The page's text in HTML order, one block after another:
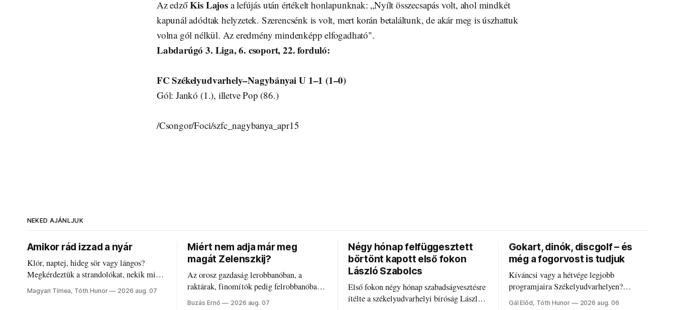
Az edzőKis Lajosa lefújás után értékelt honlapunknak: „Nyílt összecsapás volt, ahol mindkét
kapunál adódtak helyzetek. Szerencsénk is volt, mert korán betaláltunk, de akár meg is úszhattuk
volna gól nélkül. Az eredmény mindenképp elfogadható".
Labdarúgó 3. Liga, 6. csoport, 22. forduló:
FC Székelyudvarhely–Nagybányai U 1–1 (1–0)
Gól: Jankó (1.), illetve Pop (86.)
/Csongor/Foci/szfc_nagybanya_apr15
NEKED AJÁNLJUK
Amikor rád izzad a nyár
Klór, naptej, hideg sör vagy lángos?
Megkérdeztük a strandolókat, nekik mi
jelenti a nyarat, és hogyan bírják a
kánikulát.
Magyari Tímea, Tóth Hunor 2026 aug. 07
Miért nem adja már meg
magát Zelenszkij?
Az orosz gazdaság lerobbanóban, a
raktárak, finomítók pedig felrobbanóban.
Akárcsak az ukrán népharag, amikor
Buzás Ernő 2026 aug. 07
Négy hónap felfüggesztett
börtönt kapott első fokon
László Szabolcs
Első fokon négy hónap szabadságvesztésre
ítélte a székelyudvarhelyi bíróság László
Gokart, dinók, discgolf – és
még a fogorvost is tudjuk
Kíváncsi vagy a hétvége legjobb
programjaira Székelyudvarhelyen?
Nálunk megtalálod őket – sőt, ha baj van a
Gál Előd, Tóth Hunor 2026 aug. 06